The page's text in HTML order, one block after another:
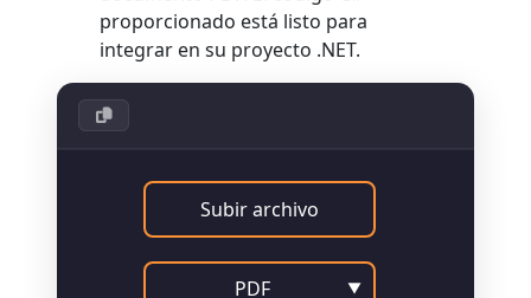
proporcionado está listo para
integrar en su proyecto .NET.
Subir archivo
PDF ▼